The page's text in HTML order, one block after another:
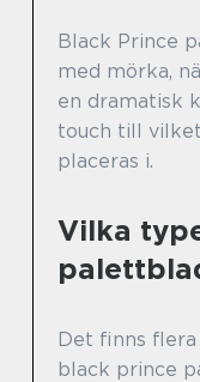
Black Prince
med mörka,
en dramatisk
touch till
placeras i.
Vilka
Det finns
black prince